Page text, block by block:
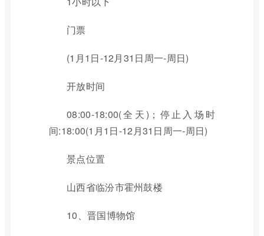
门票
(1月1日-12月31日周一-周日)
开放时间
08:00-18:00(全天)；停止入场时
间:18:00(1月1日-12月31日周一-周日)
景点位置
山西省临汾市霍州鼓楼
10、晋国博物馆